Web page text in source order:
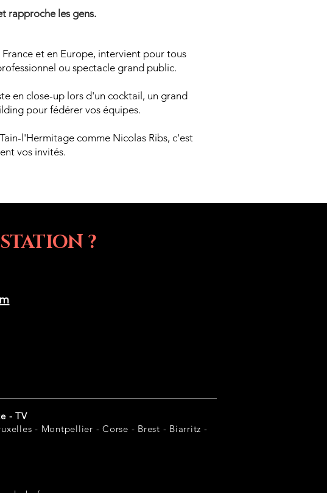
rapproche les gens.
et en Europe, intervient pour tous
ou spectacle grand public.
en close-up lors d'un cocktail, un grand
pour fédérer vos équipes.
l'Hermitage comme Nicolas Ribs, c'est
vos invités.
?
- TV
- Montpellier - Corse - Brest - Biarritz -